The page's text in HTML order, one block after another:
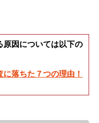
原因については以下の
落ちた７つの理由！